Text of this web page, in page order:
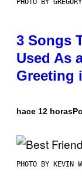
PHOTO BY
3 Songs
Used As
Greeting
hace 12 horas
PHOTO BY KEVIN